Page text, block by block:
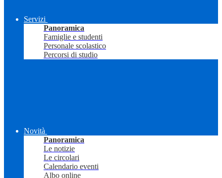
Servizi
Panoramica
Famiglie e studenti
Personale scolastico
Percorsi di studio
Novità
Panoramica
Le notizie
Le circolari
Calendario eventi
Albo online